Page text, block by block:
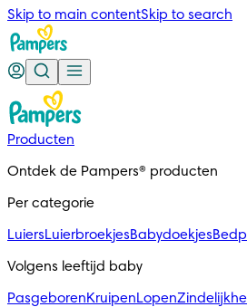
Skip to main contentSkip to search
Producten
Ontdek de Pampers® producten
Per categorie
LuiersLuierbroekjesBabydoekjes
Volgens leeftijd baby
PasgeborenKruipenLopen